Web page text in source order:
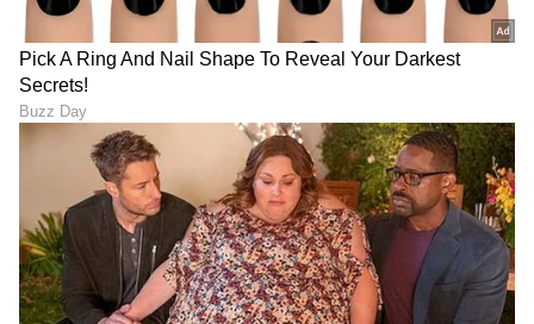
"ರಾಜಕೀಯ ಬೇಡ, ಸಿನಿಮಾನೇ ಪ್ರಾಣ":
ಕನಕೋತ್ಸವದಲ್ಲಿ ರಿಷಬ್ ಶೆಟ್ಟಿ | Rishab
Shetty speech | Suvarna News
ಶೇ.50 ರಿಂದ ಶೇ.18 ಕ್ಕೆ TAX ಇಳಿಕೆ: ಮೋದಿ-
ಟ್ರಂಪ್ ಐತಿಹಾಸಿಕ ಒಪ್ಪಂದ | India US
Trade Deal | Party Rounds